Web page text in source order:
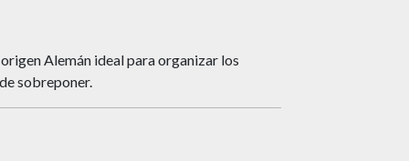
Alemán ideal para organizar los
sobreponer.